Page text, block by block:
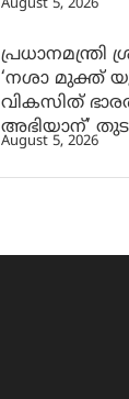
August 5, 2026
പ്രധാനമന്ത്രി
‘നശാ മുക്ത്
വികസിത്
അഭിയാന്’
August 5, 2026